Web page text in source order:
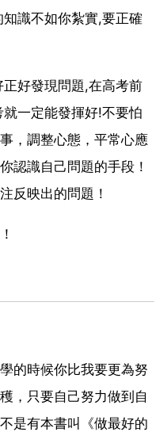
識不如你紮實,要正確
好發現問題,在高考前
一定能發揮好!不要怕
，調整心態，平常心應
認識自己問題的手段！
反映出的問題！
的時候你比我要更為努
，只要自己努力做到自
是有本書叫《做最好的